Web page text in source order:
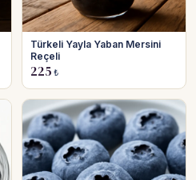
Türkeli Yayla Yaban Mersini
Reçeli
225 ₺